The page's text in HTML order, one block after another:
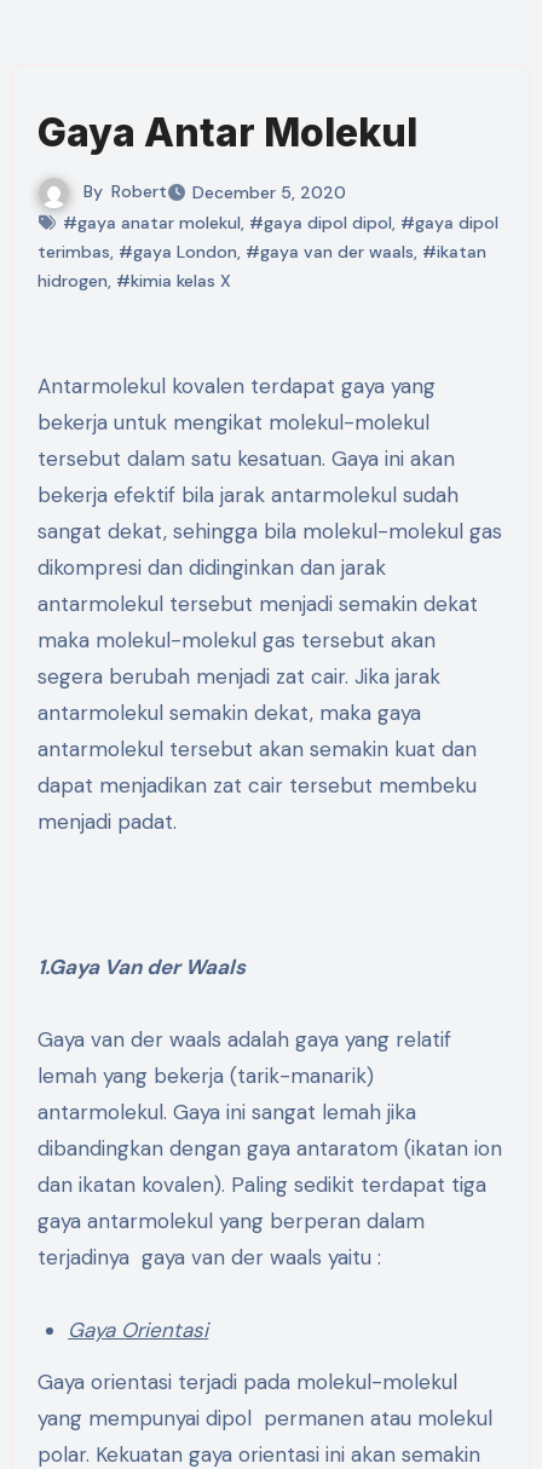
Gaya Antar Molekul
By Robert
December 5, 2020
#gaya anatar molekul, #gaya dipol dipol, #gaya dipol
terimbas, #gaya London, #gaya van der waals, #ikatan
hidrogen, #kimia kelas X
Antarmolekul kovalen terdapat gaya yang
bekerja untuk mengikat molekul-molekul
tersebut dalam satu kesatuan. Gaya ini akan
bekerja efektif bila jarak antarmolekul sudah
sangat dekat, sehingga bila molekul-molekul gas
dikompresi dan didinginkan dan jarak
antarmolekul tersebut menjadi semakin dekat
maka molekul-molekul gas tersebut akan
segera berubah menjadi zat cair. Jika jarak
antarmolekul semakin dekat, maka gaya
antarmolekul tersebut akan semakin kuat dan
dapat menjadikan zat cair tersebut membeku
menjadi padat.
1.Gaya Van der Waals
Gaya van der waals adalah gaya yang relatif
lemah yang bekerja (tarik-manarik)
antarmolekul. Gaya ini sangat lemah jika
dibandingkan dengan gaya antaratom (ikatan ion
dan ikatan kovalen). Paling sedikit terdapat tiga
gaya antarmolekul yang berperan dalam
terjadinya gaya van der waals yaitu :
Gaya Orientasi
Gaya orientasi terjadi pada molekul-molekul
yang mempunyai dipol permanen atau molekul
polar. Kekuatan gaya orientasi ini akan semakin